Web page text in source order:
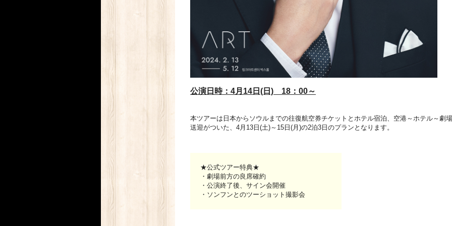
公演日時：4月14日(日) 18：00～
本ツアーは日本からソウルまでの往復航空券チケットとホテル宿泊、空港～ホテル～劇
送迎がついた、4月13日(土)～15日(月)の2泊3日のプランとなります。
★公式ツアー特典★
・劇場前方の良席確約
・公演終了後、サイン会開催
・ソンフンとのツーショット撮影会